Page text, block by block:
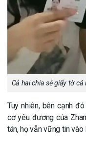
Cả hai chia sẻ giấy tờ
Tuy nhiên, bên cạnh
cơ yêu đương của
tán, họ vẫn vững tin vào